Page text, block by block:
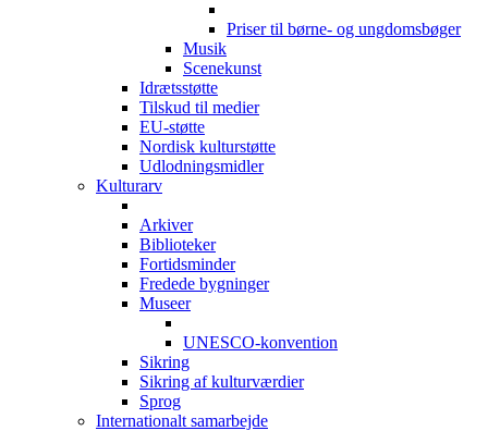
Priser til børne- og ungdomsbøger
Musik
Scenekunst
Idrætsstøtte
Tilskud til medier
EU-støtte
Nordisk kulturstøtte
Udlodningsmidler
Kulturarv
Arkiver
Biblioteker
Fortidsminder
Fredede bygninger
Museer
UNESCO-konvention
Sikring
Sikring af kulturværdier
Sprog
Internationalt samarbejde